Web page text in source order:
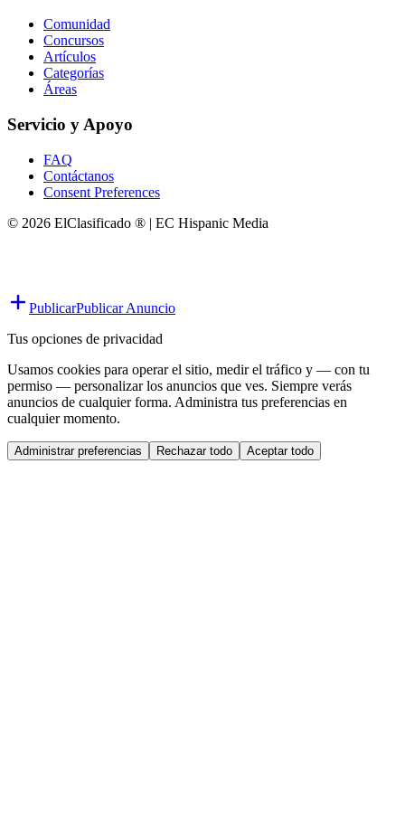
Comunidad
Concursos
Artículos
Categorías
Áreas
Servicio y Apoyo
FAQ
Contáctanos
Consent Preferences
© 2026 ElClasificado ® | EC Hispanic Media
PublicarPublicar Anuncio
Tus opciones de privacidad
Usamos cookies para operar el sitio, medir el tráfico y — con tu
permiso — personalizar los anuncios que ves. Siempre verás
anuncios de cualquier forma. Administra tus preferencias en
cualquier momento.
Administrar preferencias Rechazar todo Aceptar todo